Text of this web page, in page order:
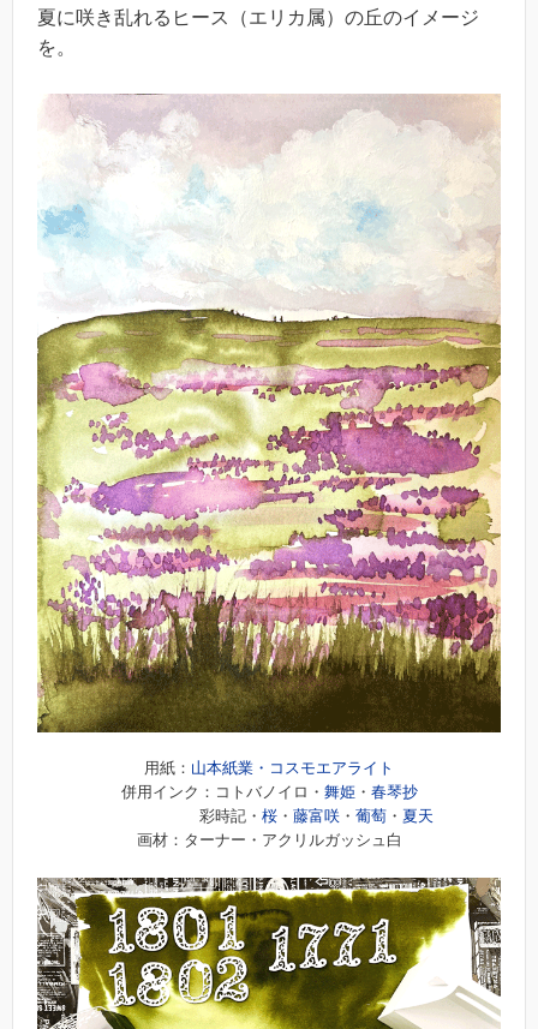
夏に咲き乱れるヒース（エリカ属）の丘のイメージ
を。
用紙： 山本紙業・コスモエアライト
併用インク：コトバノイロ・ 舞姫 ・ 春琴抄
彩時記・ 桜・ 藤富咲・ 葡萄・ 夏天
画材：ターナー・アクリルガッシュ白